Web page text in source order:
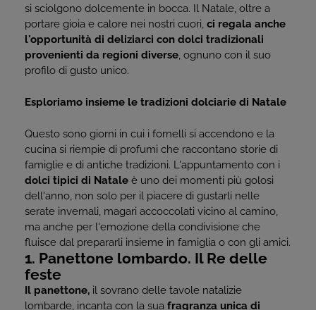
si sciolgono dolcemente in bocca. Il Natale, oltre a
portare gioia e calore nei nostri cuori, ci regala anche
l'opportunità di deliziarci con dolci tradizionali
provenienti da regioni diverse, ognuno con il suo
profilo di gusto unico.
Esploriamo insieme le tradizioni dolciarie di Natale
Questo sono giorni in cui i fornelli si accendono e la
cucina si riempie di profumi che raccontano storie di
famiglie e di antiche tradizioni. L'appuntamento con i
dolci tipici di Natale è uno dei momenti più golosi
dell'anno, non solo per il piacere di gustarli nelle
serate invernali, magari accoccolati vicino al camino,
ma anche per l'emozione della condivisione che
fluisce dal prepararli insieme in famiglia o con gli amici.
1. Panettone lombardo. Il Re delle
feste
Il panettone, il sovrano delle tavole natalizie
lombarde, incanta con la sua fragranza unica di